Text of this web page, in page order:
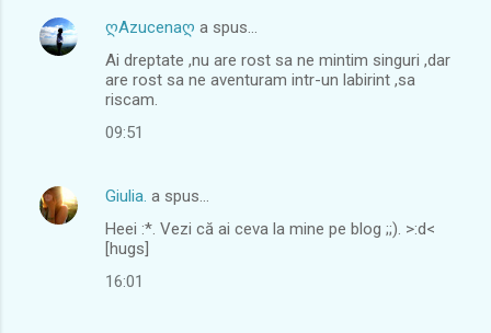
ღAzucenaღ a spus…
Ai dreptate ,nu are rost sa ne mintim singuri ,dar
are rost sa ne aventuram intr-un labirint ,sa
riscam.
09:51
Giulia. a spus…
Heei :*. Vezi că ai ceva la mine pe blog ;;). >:d<
[hugs]
16:01